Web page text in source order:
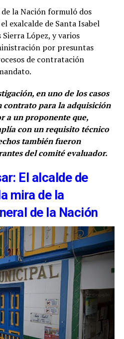
la Nación formuló dos
exalcalde de Santa Isabel
López, y varios
por presuntas
de contratación
en uno de los casos
contrato para la adquisición
a un proponente que,
con un requisito técnico
también fueron
del comité evaluador.
El alcalde de
mira de la
de la Nación